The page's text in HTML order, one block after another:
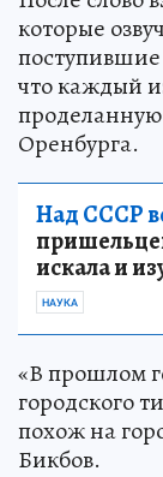
которые
что каждый
Оренбурга.
Над СССР
искала и
НАУКА
«В прошлом
городского
похож на
Бикбов.